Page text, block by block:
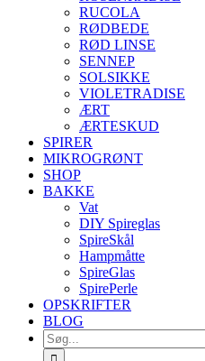
RUCOLA
RØDBEDE
RØD LINSE
SENNEP
SOLSIKKE
VIOLETRADISE
ÆRT
ÆRTESKUD
SPIRER
MIKROGRØNT
SHOP
BAKKE
Vat
DIY Spireglas
SpireSkål
Hampmåtte
SpireGlas
SpirePerle
OPSKRIFTER
BLOG
Søg
efter: